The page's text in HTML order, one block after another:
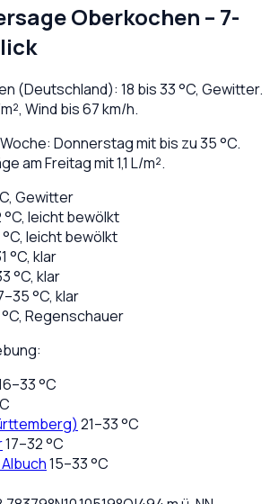
Oberkochen – 7-
(Deutschland): 18 bis33°C, Gewitter.
Wind bis67km/h.
Donnerstag mit bis zu 35 °C.
am Freitag mit 1,1 L/m².
Gewitter
°C, leicht bewölkt
°C, leicht bewölkt
°C, klar
°C, klar
–35°C, klar
°C, Regenschauer
–33°C
21–33°C
17–32°C
15–33°C